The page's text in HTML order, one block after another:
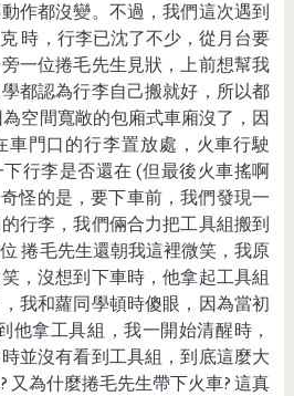
作都沒變。不過，我們這次遇到
時，行李已沈了不少，從月台要
一位捲毛先生見狀，上前想幫我
都認為行李自己搬就好，所以都
空間寬敞的包廂式車廂沒了，因
車門口的行李置放處，火車行駛
行李是否還在 (但最後火車搖啊
怪的是，要下車前，我們發現一
行李，我們倆合力把工具組搬到
捲毛先生還朝我這裡微笑，我原
，沒想到下車時，他拿起工具組
我和蘿同學頓時傻眼，因為當初
他拿工具組，我一開始清醒時，
並沒有看到工具組，到底這麼大
又為什麼捲毛先生帶下火車? 這真